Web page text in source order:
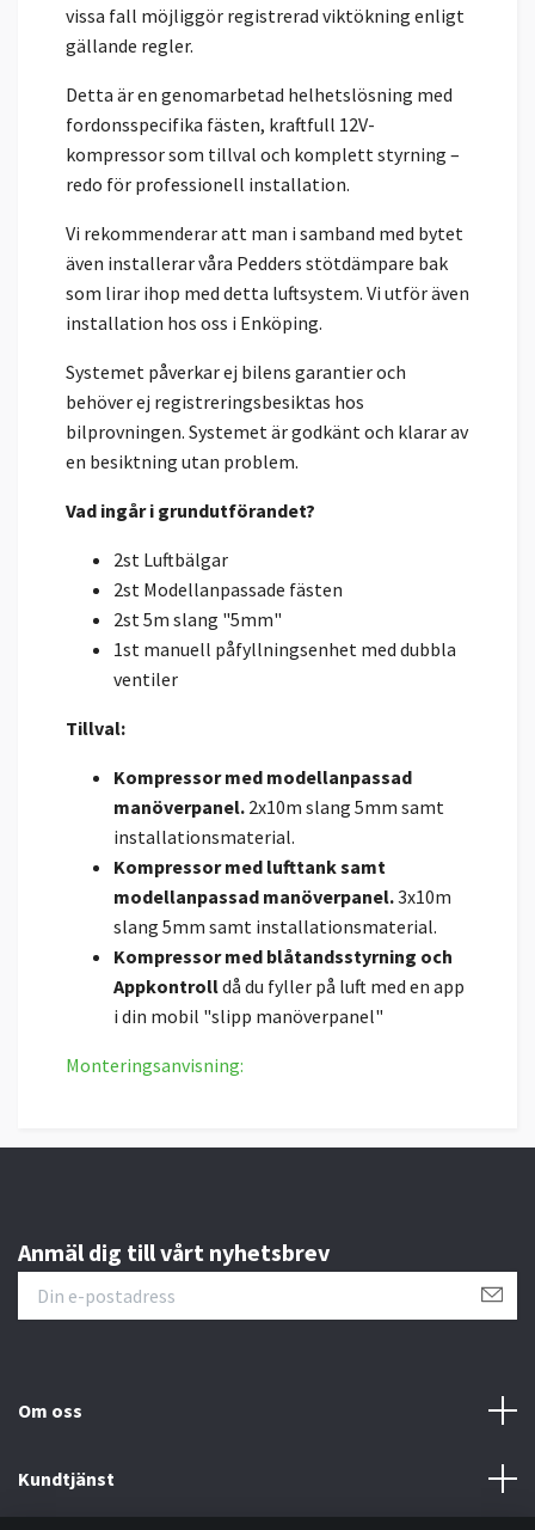
vissa fall möjliggör registrerad viktökning enligt
gällande regler.
Detta är en genomarbetad helhetslösning med
fordonsspecifika fästen, kraftfull 12V-
kompressor som tillval och komplett styrning –
redo för professionell installation.
Vi rekommenderar att man i samband med bytet
även installerar våra Pedders stötdämpare bak
som lirar ihop med detta luftsystem. Vi utför även
installation hos oss i Enköping.
Systemet påverkar ej bilens garantier och
behöver ej registreringsbesiktas hos
bilprovningen. Systemet är godkänt och klarar av
en besiktning utan problem.
Vad ingår i grundutförandet?
2st Luftbälgar
2st Modellanpassade fästen
2st 5m slang "5mm"
1st manuell påfyllningsenhet med dubbla
ventiler
Tillval:
Kompressor med modellanpassad
manöverpanel. 2x10m slang 5mm samt
installationsmaterial.
Kompressor med lufttank samt
modellanpassad manöverpanel.3x10m
slang 5mm samt installationsmaterial.
Kompressor med blåtandsstyrning och
Appkontrolldå du fyller på luft med en app
i din mobil "slipp manöverpanel"
Monteringsanvisning:
Anmäl dig till vårt nyhetsbrev
Om oss
Kundtjänst